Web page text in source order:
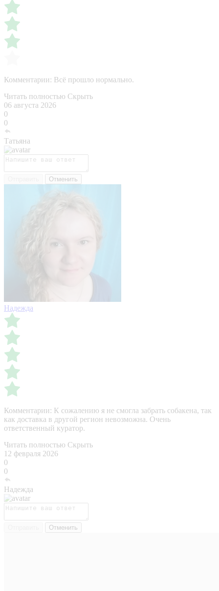
Комментарии: Всё прошло нормально.
Читать полностью Скрыть
06 августа 2026
0
0
Татьяна
Отменить
Надежда
Комментарии: К сожалению я не смогла забрать собакена, так
как доставка в другой регион невозможна. Очень
ответственный куратор.
Читать полностью Скрыть
12 февраля 2026
0
0
Надежда
Отменить